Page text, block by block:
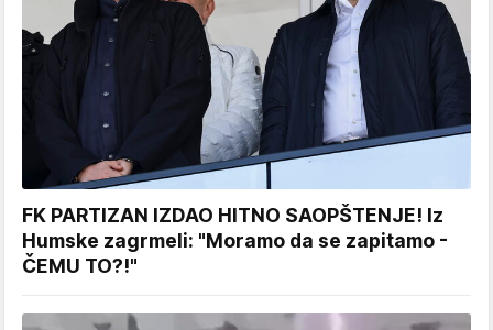
FK PARTIZAN IZDAO HITNO SAOPŠTENJE! Iz
Humske zagrmeli: "Moramo da se zapitamo -
ČEMU TO?!"